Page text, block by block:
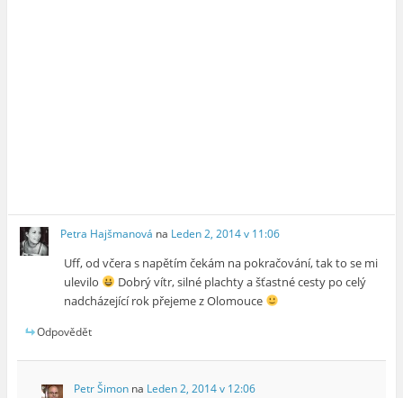
Petra Hajšmanová na Leden 2, 2014 v 11:06
Uff, od včera s napětím čekám na pokračování, tak to se mi
ulevilo
Dobrý vítr, silné plachty a šťastné cesty po celý
nadcházející rok přejeme z Olomouce
Odpovědět
Petr Šimonna Leden 2, 2014 v 12:06